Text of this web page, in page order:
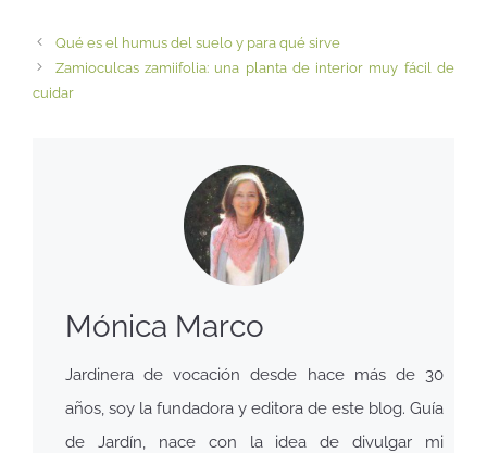
Qué es el humus del suelo y para qué sirve
Zamioculcas zamiifolia: una planta de interior muy fácil de
cuidar
Mónica Marco
Jardinera de vocación desde hace más de 30
años, soy la fundadora y editora de este blog. Guía
de Jardín, nace con la idea de divulgar mi